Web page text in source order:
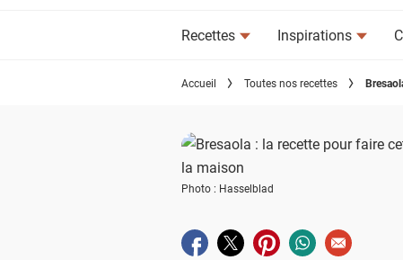
Recettes Inspirations
Accueil Toutes nos recettes
Photo : Hasselblad
Partager sur facebook
Partager sur twitter
Partager sur pinterest
Partager sur
Envoyer à